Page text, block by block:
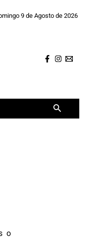
9 de Agosto de 2026
Buscar
o